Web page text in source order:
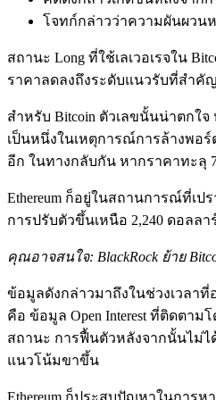
โจทก์กล่าวว่าความผันผวนห
สถานะ Long ที่ใช้เลเวอเรจใน
ราคาลดลงถึงระดับแนวรับที่สำคั
สำหรับ Bitcoin ตัวเลขนั้นน่าตกใ
เป็นหนึ่งในเหตุการณ์การล้างพอร์
อีก ในทางกลับกัน หากราคาทะลุ
Ethereum ก็อยู่ในสถานการณ์ที่เ
การปรับตัวขึ้นเหนือ 2,240 ดอลล
คุณอาจสนใจ: BlackRock ย้าย
ข้อมูลดังกล่าวมาถึงในช่วงเวลา
คือ ข้อมูล Open Interest ที่ติดตาม
สถานะ การฟื้นตัวหลังจากนั้นไม่ไ
แนวโน้มขาขึ้น
Ethereum ก็ประสบปัญหาในการห